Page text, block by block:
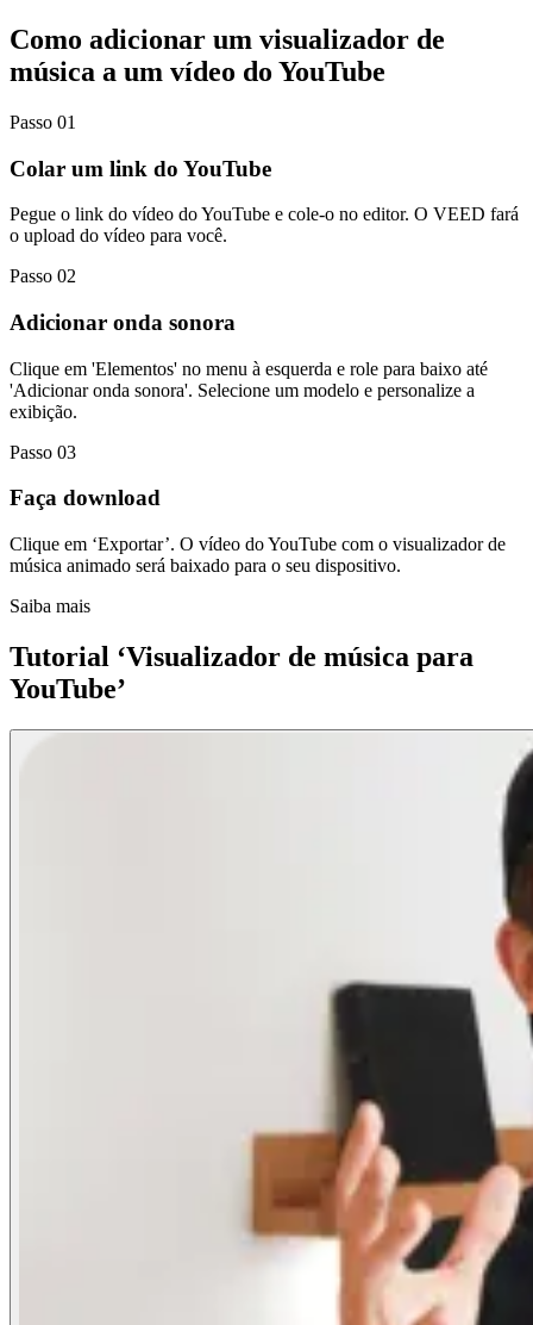
Como adicionar um visualizador de
música a um vídeo do YouTube
Passo 01
Colar um link do YouTube
Pegue o link do vídeo do YouTube e cole-o no editor. O VEED fará
o upload do vídeo para você.
Passo 02
Adicionar onda sonora
Clique em 'Elementos' no menu à esquerda e role para baixo até
'Adicionar onda sonora'. Selecione um modelo e personalize a
exibição.
Passo 03
Faça download
Clique em ‘Exportar’. O vídeo do YouTube com o visualizador de
música animado será baixado para o seu dispositivo.
Saiba mais
Tutorial ‘Visualizador de música para
YouTube’